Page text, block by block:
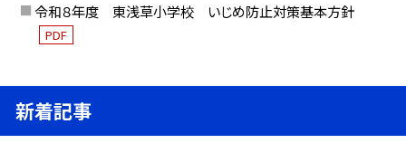
令和８年度 東浅草小学校 いじめ防止対策基本方針
PDF
新着記事